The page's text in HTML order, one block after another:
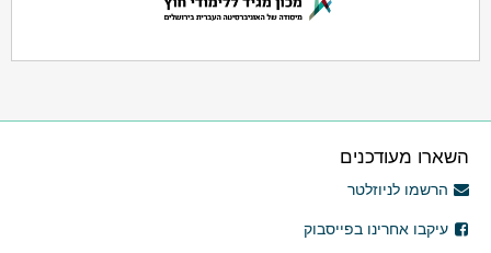
השארו מעודכנים
הרשמו לניוזלטר
עיקבו אחרינו בפייסבוק